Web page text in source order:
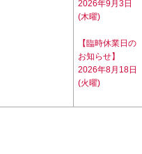
2026年9月3日
(木曜)
【臨時休業日の
お知らせ】
2026年8月18日
(火曜)